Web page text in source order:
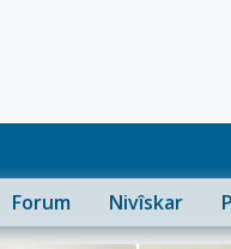
Forum Nivîskar